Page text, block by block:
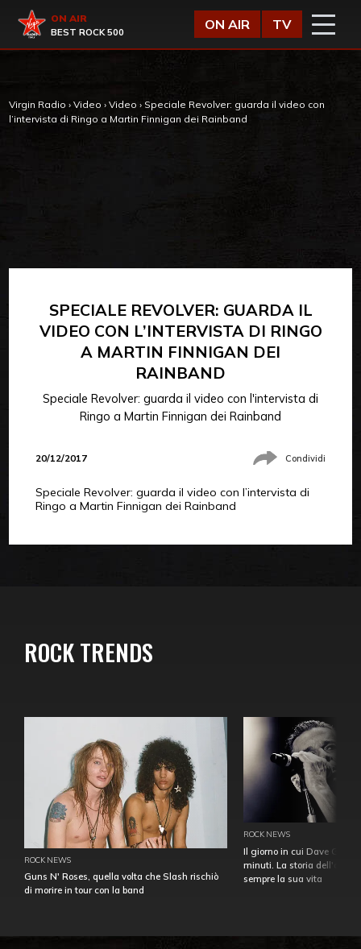
Virgin Radio
ON AIR
BEST ROCK 500
ON AIR TV
Virgin Radio › Video › Video › Speciale Revolver: guarda il video con
l’intervista di Ringo a Martin Finnigan dei Rainband
SPECIALE REVOLVER: GUARDA IL
VIDEO CON L’INTERVISTA DI RINGO
A MARTIN FINNIGAN DEI
RAINBAND
Speciale Revolver: guarda il video con l'intervista di
Ringo a Martin Finnigan dei Rainband
20/12/2017 Condividi
Speciale Revolver: guarda il video con l’intervista di
Ringo a Martin Finnigan dei Rainband
ROCK TRENDS
ROCK NEWS
Guns N' Roses, quella volta che Slash rischiò
di morire in tour con la band
ROCK NEWS
Il giorno in cui Dave
minuti. La storia
sempre la sua vita